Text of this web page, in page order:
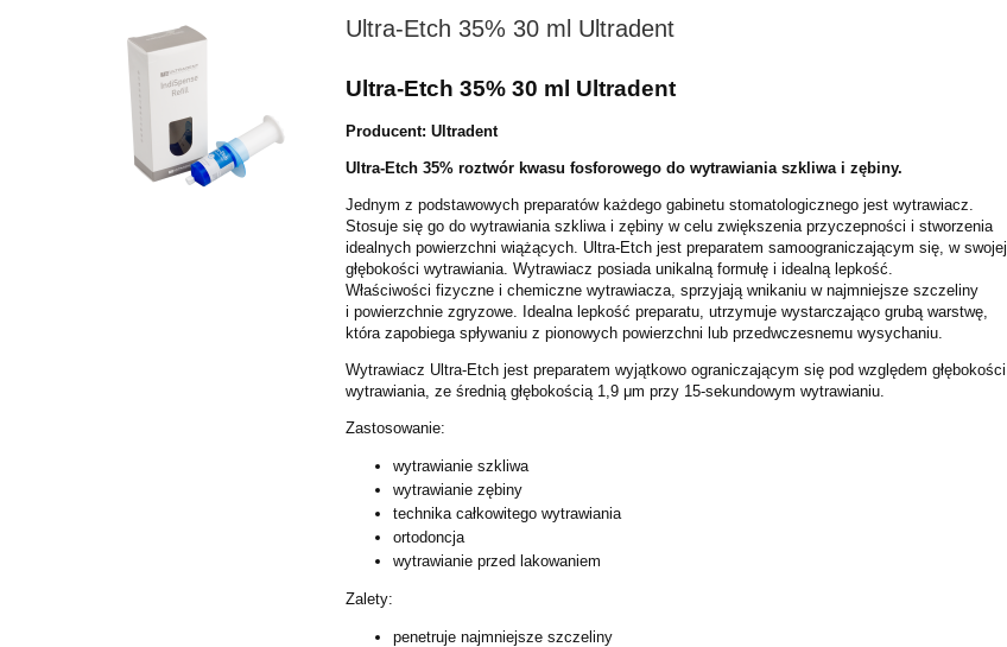
Ultra-Etch 35% 30 ml Ultradent
Ultra-Etch 35% 30 ml Ultradent
Producent: Ultradent
Ultra-Etch 35% roztwór kwasu fosforowego do wytrawiania szkliwa i zębiny.
Jednym z podstawowych preparatów każdego gabinetu stomatologicznego jestwytrawiacz.
Stosuje się go do wytrawiania szkliwa i zębiny w celu zwiększeniaprzyczepności i stworzenia
idealnych powierzchni wiążących. Ultra-Etch jest preparatem samoograniczającym się, w swojej
głębokościwytrawiania. Wytrawiacz posiada unikalną formułę i idealną lepkość.
Właściwościfizyczne i chemiczne wytrawiacza, sprzyjają wnikaniu w najmniejsze szczeliny
ipowierzchnie zgryzowe. Idealna lepkość preparatu, utrzymuje wystarczająco grubąwarstwę,
która zapobiega spływaniu z pionowych powierzchni lub przedwczesnemuwysychaniu.
Wytrawiacz Ultra-Etch jest preparatem wyjątkowo ograniczającym się podwzględem głębokości
wytrawiania, ze średnią głębokością 1,9 μm przy 15-sekundowym wytrawianiu.
Zastosowanie:
wytrawianie szkliwa
wytrawianie zębiny
technika całkowitego wytrawiania
ortodoncja
wytrawianie przed lakowaniem
Zalety:
penetruje najmniejsze szczeliny